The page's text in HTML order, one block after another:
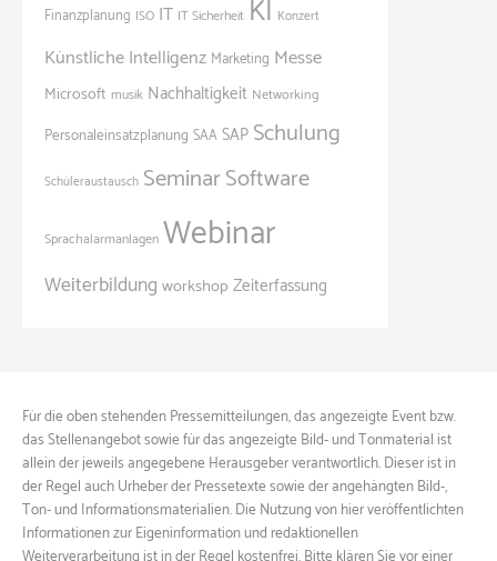
Finanzplanung ISO IT IT Sicherheit KI Konzert
Künstliche Intelligenz Marketing Messe
Microsoft musik Nachhaltigkeit Networking
Personaleinsatzplanung SAASAP Schulung
Schüleraustausch SeminarSoftware
Sprachalarmanlagen Webinar
Weiterbildung workshop Zeiterfassung
Für die oben stehenden Pressemitteilungen, das angezeigte Event bzw.
das Stellenangebot sowie für das angezeigte Bild- und Tonmaterial ist
allein der jeweils angegebene Herausgeber verantwortlich. Dieser ist in
der Regel auch Urheber der Pressetexte sowie der angehängten Bild-,
Ton- und Informationsmaterialien. Die Nutzung von hier veröffentlichten
Informationen zur Eigeninformation und redaktionellen